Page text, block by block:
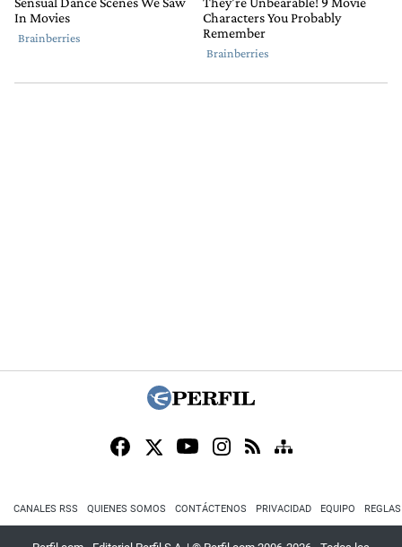
CANALES RSS QUIENES SOMOS CONTÁCTENOS PRIVACIDAD EQUIPO